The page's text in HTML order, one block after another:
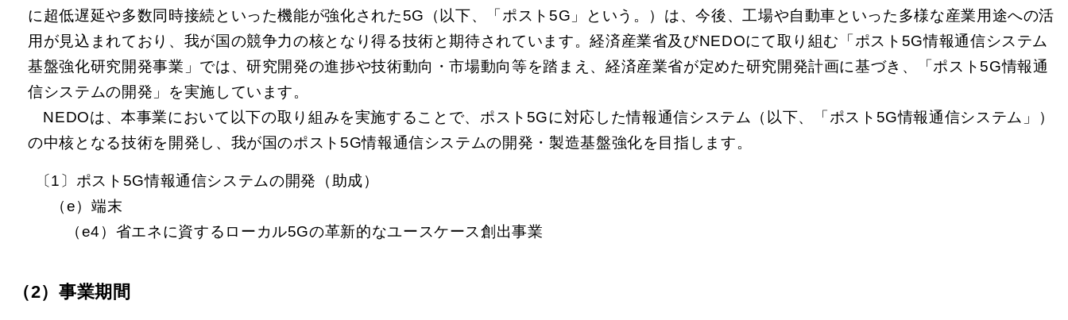
に超低遅延や多数同時接続といった機能が強化された5G（以下、「ポスト5G」という。）は、今後、工場や自動車といった多様な産業用途への活
用が見込まれており、我が国の競争力の核となり得る技術と期待されています。経済産業省及びNEDOにて取り組む「ポスト5G情報通信システム
基盤強化研究開発事業」では、研究開発の進捗や技術動向・市場動向等を踏まえ、経済産業省が定めた研究開発計画に基づき、「ポスト5G情報通
信システムの開発」を実施しています。
NEDOは、本事業において以下の取り組みを実施することで、ポスト5Gに対応した情報通信システム（以下、「ポスト5G情報通信システム」）
の中核となる技術を開発し、我が国のポスト5G情報通信システムの開発・製造基盤強化を目指します。
〔1〕ポスト5G情報通信システムの開発（助成）
（e）端末
（e4）省エネに資するローカル5Gの革新的なユースケース創出事業
（2）事業期間